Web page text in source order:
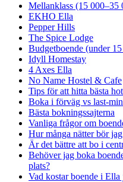
Mellanklass (15
EKHO Ella
Pepper Hills
The Spice Lodge
Budgetboende (under
Idyll Homestay
4 Axes Ella
No Name Hostel & Cafe
Tips för att hitta bästa
Boka i förväg vs last-
Bästa bokningssajterna
Vanliga frågor om
Hur många nätter bör
Är det bättre att bo i
Behöver jag boka
plats?
Vad kostar boende i